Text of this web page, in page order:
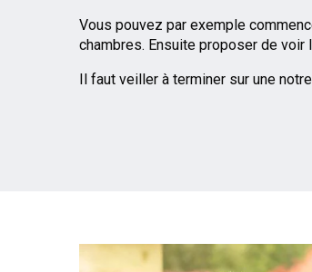
Vous pouvez par exemple
chambres. Ensuite proposer de voir
Il faut veiller à terminer sur une